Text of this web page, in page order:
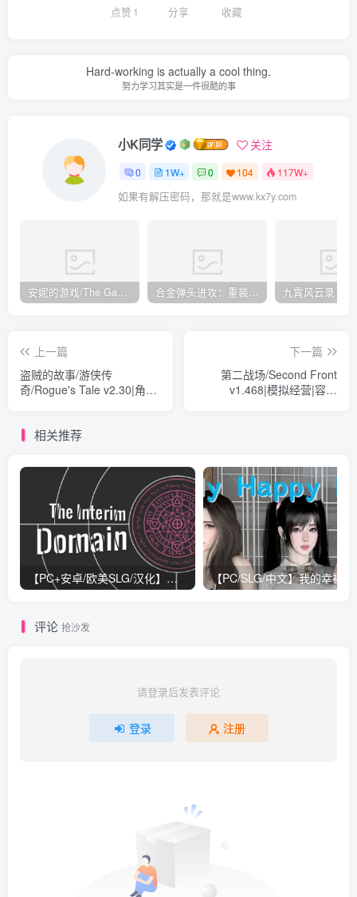
点赞 1 分享 收藏
Hard-working is actually a cool thing.
努力学习其实是一件很酷的事
小K同学 关注
0 1W+ 0 104 117W+
如果有解压密码，那就是www.kx7y.com
安妮的游戏/The Game of Annie v0.99981|射击动作|容量14.6GB|免安装绿色中文版 合金弹头进攻：重装上阵/METAL SLUG ATTACK RELOADED Build.16214511|策略模拟|容量2.7GB|免安装绿色中文版
上一篇
盗贼的故事/游侠传
奇/Rogue's Tale v2.30|角色
下一篇
第二战场/Second Front
v1.468|模拟经营|容量
相关推荐
【PC+安卓/欧美SLG/汉化】临时领域 Interim Domain V0.27.0 汉化版【3.5G】
评论 抢沙发
请登录后发表评论
登录 注册